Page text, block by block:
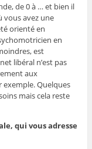
de 0 à … et bien il
vous avez une
orienté en
en
est
libéral n’est pas
aux
Quelques
mais cela reste
qui vous adresse